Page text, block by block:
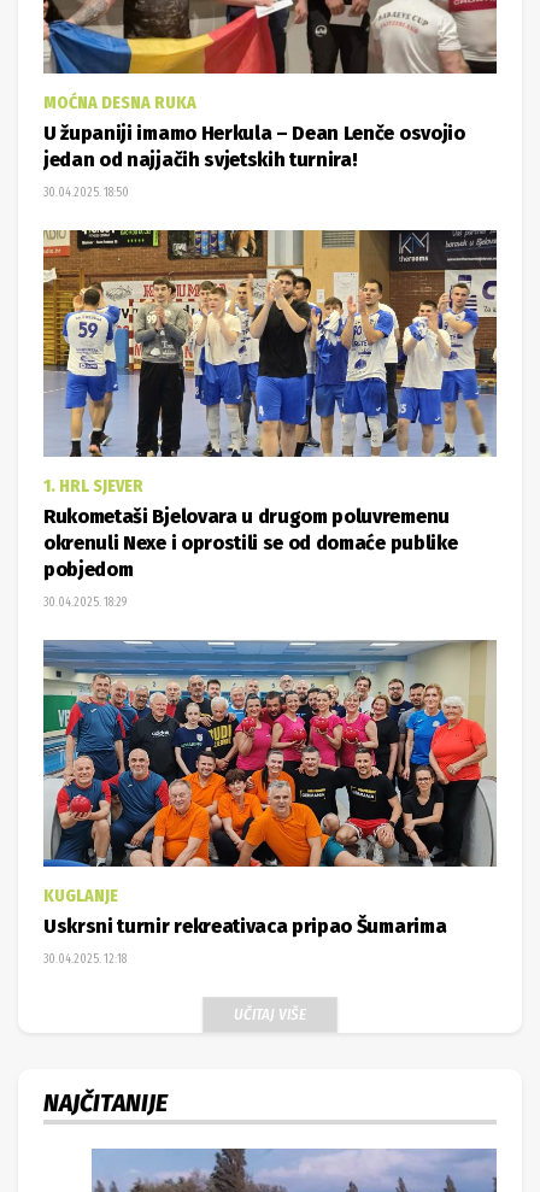
MOĆNA DESNA RUKA
U županiji imamo Herkula – Dean Lenče osvojio
jedan od najjačih svjetskih turnira!
30.04.2025. 18:50
1. HRL SJEVER
Rukometaši Bjelovara u drugom poluvremenu
okrenuli Nexe i oprostili se od domaće publike
pobjedom
30.04.2025. 18:29
KUGLANJE
Uskrsni turnir rekreativaca pripao Šumarima
30.04.2025. 12:18
UČITAJ VIŠE
NAJČITANIJE